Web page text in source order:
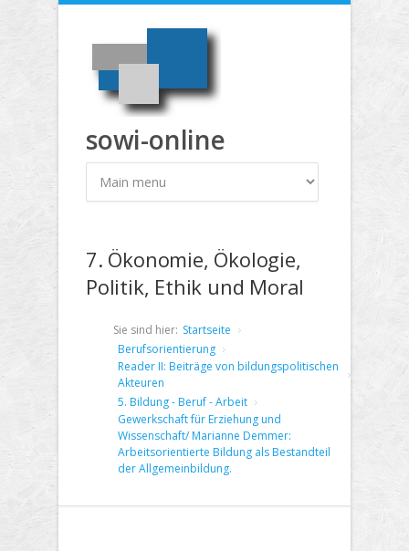
Direkt zum Inhalt
sowi-online
7. Ökonomie, Ökologie,
Politik, Ethik und Moral
Sie sind hier: Startseite
Berufsorientierung
Reader II: Beiträge von bildungspolitischen
Akteuren
5. Bildung - Beruf - Arbeit
Gewerkschaft für Erziehung und
Wissenschaft/ Marianne Demmer:
Arbeitsorientierte Bildung als Bestandteil
der Allgemeinbildung.